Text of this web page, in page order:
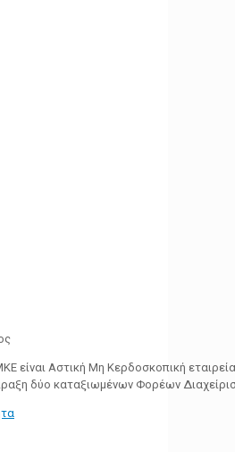
Αστική Μη Κερδοσκοπική
δύο καταξιωμένων Φορέων